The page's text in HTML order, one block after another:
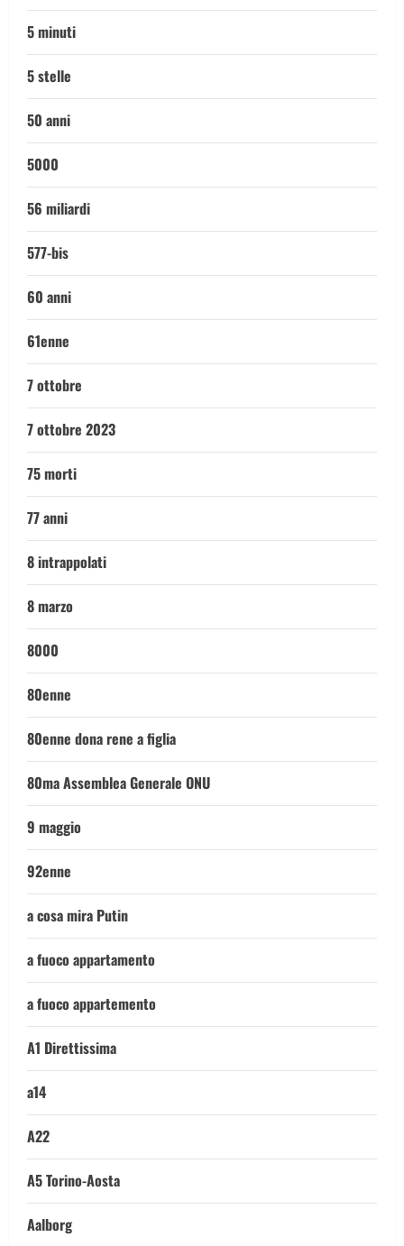
5 minuti
5 stelle
50 anni
5000
56 miliardi
577-bis
60 anni
61enne
7 ottobre
7 ottobre 2023
75 morti
77 anni
8 intrappolati
8 marzo
8000
80enne
80enne dona rene a figlia
80ma Assemblea Generale ONU
9 maggio
92enne
a cosa mira Putin
a fuoco appartamento
a fuoco appartemento
A1 Direttissima
a14
A22
A5 Torino-Aosta
Aalborg